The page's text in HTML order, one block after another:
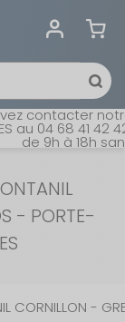
notre
au 04 68 41 42
de 9h à 18h sans
- PORTE-
-